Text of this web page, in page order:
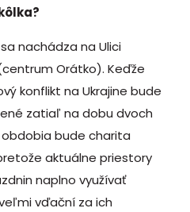
nachádza na Ulici
Orátko). Keďže
konflikt na Ukrajine bude
zatiaľ na dobu dvoch
bude charita
aktuálne priestory
naplno využívať
vďační za ich